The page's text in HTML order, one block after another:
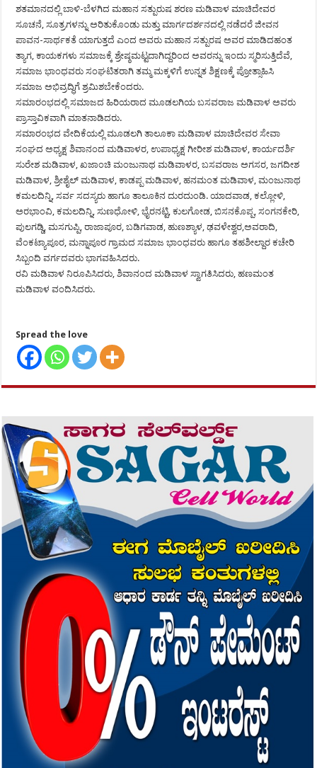
ಶತಮಾನದಲ್ಲಿ ಬಾಳಿ-ಬೆಳಗಿದ ಮಹಾನ ಸತ್ಪುರುಷ ಶರಣ ಮಡಿವಾಳ ಮಾಚಿದೇವರ
ಸೂಚನೆ, ಸೂತ್ರಗಳನ್ನು ಅರಿತುಕೊಂಡು ಮತ್ತು ಮಾರ್ಗದರ್ಶನದಲ್ಲಿ ನಡೆದರೆ ಜೀವನ
ಪಾವನ-ಸಾರ್ಥಕತೆ ಯಾಗುತ್ತದೆ ಎಂದ ಅವರು ಮಹಾನ ಸತ್ಪುರಷ ಅವರ ಮಾಡಿದಹಂತ
ತ್ಯಾಗ, ಕಾಯಕಗಳು ಸಮಾಜಕ್ಕೆ ಶ್ರೇಷ್ಠಮಟ್ಟದಾಗಿದ್ದರಿಂದ ಅವರನ್ನು ಇಂದು ಸ್ಮರಿಸುತ್ತಿದೆವೆ,
ಸಮಾಜ ಭಾಂಧವರು ಸಂಘಟಿತರಾಗಿ ತಮ್ಮ ಮಕ್ಕಳಿಗೆ ಉನ್ನತ ಶಿಕ್ಷಣಕ್ಕೆ ಪ್ರೋತ್ಸಾಹಿಸಿ
ಸಮಾಜ ಅಭಿವ್ರದ್ಧಿಗೆ ಶ್ರಮಿಶಬೇಕೆಂದರು.
ಸಮಾರಂಭದಲ್ಲಿ ಸಮಾಜದ ಹಿರಿಯರಾದ ಮೂಡಲಗಿಯ ಬಸವರಾಜ ಮಡಿವಾಳ ಅವರು
ಪ್ರಾಸ್ತಾವಿಕವಾಗಿ ಮಾತನಾಡಿದರು.
ಸಮಾರಂಭದ ವೇದಿಕೆಯಲ್ಲಿ ಮೂಡಲಗಿ ತಾಲೂಕಾ ಮಡಿವಾಳ ಮಾಚಿದೇವರ ಸೇವಾ
ಸಂಘದ ಅಧ್ಯಕ್ಷ ಶಿವಾನಂದ ಮಡಿವಾಳರ, ಉಪಾಧ್ಯಕ್ಷ ಗೀರೀಶ ಮಡಿವಾಳ, ಕಾರ್ಯದರ್ಶಿ
ಸುರೇಶ ಮಡಿವಾಳ, ಖಜಾಂಚಿ ಮಂಜುನಾಥ ಮಡಿವಾಳರ, ಬಸವರಾಜ ಅಗಸರ, ಜಗದೀಶ
ಮಡಿವಾಳ, ಶ್ರೀಶೈಲ್ ಮಡಿವಾಳ, ಕಾಡಪ್ಪ ಮಡಿವಾಳ, ಹನಮಂತ ಮಡಿವಾಳ, ಮಂಜುನಾಥ
ಕಮಲದಿನ್ನಿ, ಸರ್ವ ಸದಸ್ಯರು ಹಾಗೂ ತಾಲೂಕಿನ ದುರದುಂಡಿ. ಯಾದವಾಡ, ಕಲ್ಲೋಳಿ,
ಅರಭಾಂವಿ, ಕಮಲದಿನ್ನಿ, ಸುಣಧೋಳಿ, ಭೈರನಟ್ಟಿ, ಕುಲಗೋಡ, ಬಿಸನಕೊಪ್ಪ, ಸಂಗನಕೇರಿ,
ಪುಲಗಡ್ಡಿ, ಮಸಗುಪ್ಪಿ, ರಾಜಾಪೂರ, ಬಡಿಗವಾಡ, ಹುಣಶ್ಯಾಳ, ಢವಳೇಶ್ವರ,ಅವರಾದಿ,
ವೆಂಕಟ್ಯಾಪೂರ, ಮನ್ನಾಪೂರ ಗ್ರಾಮದ ಸಮಾಜ ಭಾಂಧವರು ಹಾಗೂ ತಹಶೀಲ್ದಾರ ಕಚೇರಿ
ಸಿಬ್ಬಂದಿ ವರ್ಗದವರು ಭಾಗವಹಿಸಿದರು.
ರವಿ ಮಡಿವಾಳ ನಿರೂಪಿಸಿದರು, ಶಿವಾನಂದ ಮಡಿವಾಳ ಸ್ವಾಗತಿಸಿದರು, ಹಣಮಂತ
ಮಡಿವಾಳ ವಂದಿಸಿದರು.
Spread the love